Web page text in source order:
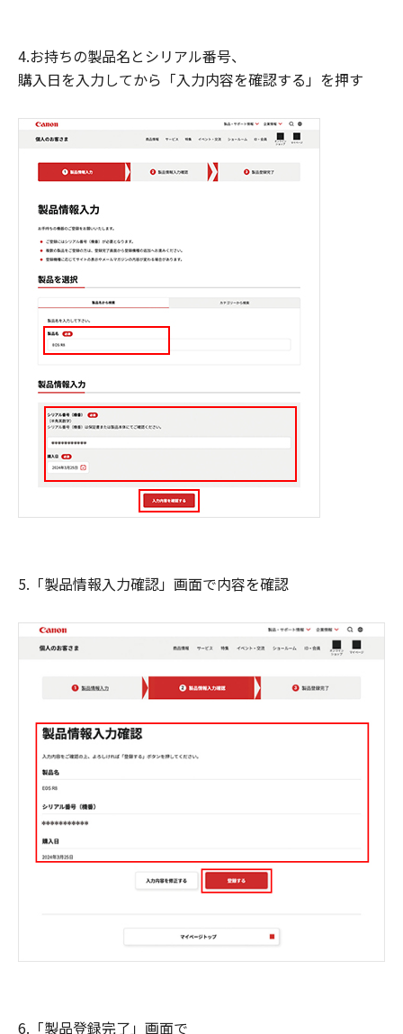
4.お持ちの製品名とシリアル番号、
購入日を入力してから「入力内容を確認する」を押す
5.「製品情報入力確認」画面で内容を確認
6.「製品登録完了」画面で